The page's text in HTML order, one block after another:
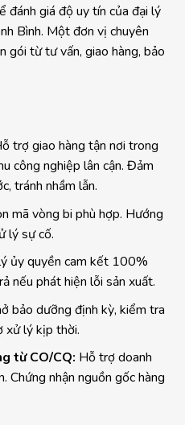
đánh giá độ uy tín của đại lý
Bình. Một đơn vị chuyên
gói từ tư vấn, giao hàng, bảo
trợ giao hàng tận nơi trong
công nghiệp lân cận. Đảm
tránh nhầm lẫn.
mã vòng bi phù hợp. Hướng
lý sự cố.
ủy quyền cam kết 100%
nếu phát hiện lỗi sản xuất.
bảo dưỡng định kỳ, kiểm tra
xử lý kịp thời.
từ CO/CQ: Hỗ trợ doanh
Chứng nhận nguồn gốc hàng